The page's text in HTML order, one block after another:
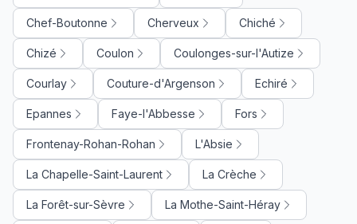
Chef-Boutonne Cherveux Chiché
Chizé Coulon Coulonges-sur-l'Autize
Courlay Couture-d'Argenson Echiré
Epannes Faye-l'Abbesse Fors
Frontenay-Rohan-Rohan L'Absie
La Chapelle-Saint-Laurent La Crèche
La Forêt-sur-Sèvre La Mothe-Saint-Héray